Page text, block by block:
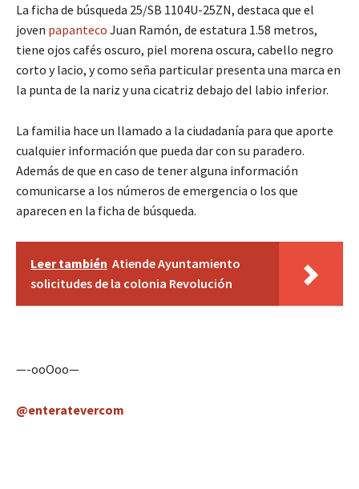
La ficha de búsqueda 25/SB 1104U-25ZN, destaca que el
joven papanteco Juan Ramón, de estatura 1.58 metros,
tiene ojos cafés oscuro, piel morena oscura, cabello negro
corto y lacio, y como seña particular presenta una marca en
la punta de la nariz y una cicatriz debajo del labio inferior.
La familia hace un llamado a la ciudadanía para que aporte
cualquier información que pueda dar con su paradero.
Además de que en caso de tener alguna información
comunicarse a los números de emergencia o los que
aparecen en la ficha de búsqueda.
Leer también Atiende Ayuntamiento
solicitudes de la colonia Revolución
—-ooOoo—
@enteratevercom